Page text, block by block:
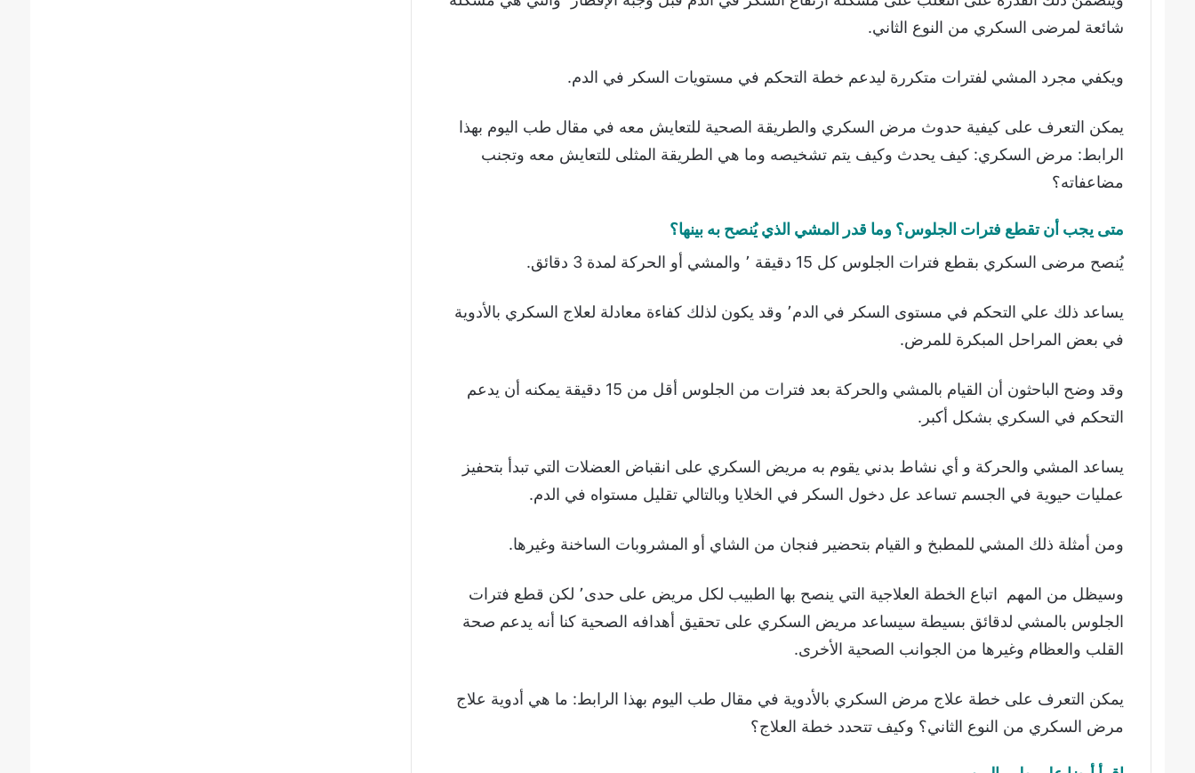
شائعة لمرضى السكري من النوع الثاني.
ويكفي مجرد المشي لفترات متكررة ليدعم خطة التحكم في مستويات السكر في الدم.
يمكن التعرف على كيفية حدوث مرض السكري والطريقة الصحية للتعايش معه في مقال طب اليوم بهذا
الرابط: مرض السكري: كيف يحدث وكيف يتم تشخيصه وما هي الطريقة المثلى للتعايش معه وتجنب
مضاعفاته؟
متى يجب أن تقطع فترات الجلوس؟ وما قدر المشي الذي يُنصح به بينها؟
يُنصح مرضى السكري بقطع فترات الجلوس كل 15 دقيقة ٬ والمشي أو الحركة لمدة 3 دقائق.
يساعد ذلك علي التحكم في مستوى السكر في الدم٬ وقد يكون لذلك كفاءة معادلة لعلاج السكري بالأدوية
في بعض المراحل المبكرة للمرض.
وقد وضح الباحثون أن القيام بالمشي والحركة بعد فترات من الجلوس أقل من 15 دقيقة يمكنه أن يدعم
التحكم في السكري بشكل أكبر.
يساعد المشي والحركة و أي نشاط بدني يقوم به مريض السكري على انقباض العضلات التي تبدأ بتحفيز
عمليات حيوية في الجسم تساعد عل دخول السكر في الخلايا وبالتالي تقليل مستواه في الدم.
ومن أمثلة ذلك المشي للمطبخ و القيام بتحضير فنجان من الشاي أو المشروبات الساخنة وغيرها.
وسيظل من المهم اتباع الخطة العلاجية التي ينصح بها الطبيب لكل مريض على حدى٬ لكن قطع فترات
الجلوس بالمشي لدقائق بسيطة سيساعد مريض السكري على تحقيق أهدافه الصحية كنا أنه يدعم صحة
القلب والعظام وغيرها من الجوانب الصحية الأخرى.
يمكن التعرف على خطة علاج مرض السكري بالأدوية في مقال طب اليوم بهذا الرابط: ما هي أدوية علاج
مرض السكري من النوع الثاني؟ وكيف تتحدد خطة العلاج؟